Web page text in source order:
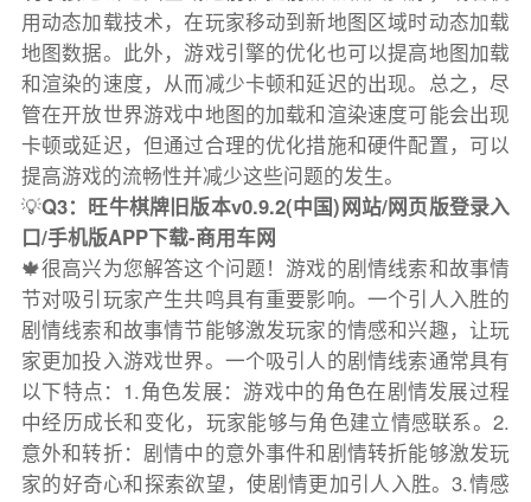
用动态加载技术，在玩家移动到新地图区域时动态加载
地图数据。此外，游戏引擎的优化也可以提高地图加载
和渲染的速度，从而减少卡顿和延迟的出现。总之，尽
管在开放世界游戏中地图的加载和渲染速度可能会出现
卡顿或延迟，但通过合理的优化措施和硬件配置，可以
提高游戏的流畅性并减少这些问题的发生。
💡Q3：旺牛棋牌旧版本v0.9.2(中国)网站/网页版登录入
口/手机版APP下载-商用车网
🍁很高兴为您解答这个问题！游戏的剧情线索和故事情
节对吸引玩家产生共鸣具有重要影响。一个引人入胜的
剧情线索和故事情节能够激发玩家的情感和兴趣，让玩
家更加投入游戏世界。一个吸引人的剧情线索通常具有
以下特点：1.角色发展：游戏中的角色在剧情发展过程
中经历成长和变化，玩家能够与角色建立情感联系。2.
意外和转折：剧情中的意外事件和剧情转折能够激发玩
家的好奇心和探索欲望，使剧情更加引人入胜。3.情感